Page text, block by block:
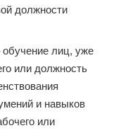
должности
лиц, уже
или должность
и навыков
или